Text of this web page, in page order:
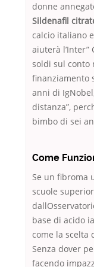
donne
Sildenafil
calcio italiano
aiuterà l’Inter”
soldi sul conto
finanziamento
anni di
distanza”,
bimbo di sei
Come
Se un fibroma
scuole
base di acido
come la scelta
Senza dover
facendo